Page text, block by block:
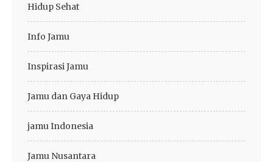
Hidup Sehat
Info Jamu
Inspirasi Jamu
Jamu dan Gaya Hidup
jamu Indonesia
Jamu Nusantara